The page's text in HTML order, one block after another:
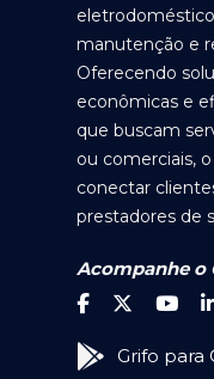
manutenção e
Oferecendo
econômicas e
que buscam
ou comerciais,
conectar
prestadores de
Acompanhe o
Grifo para